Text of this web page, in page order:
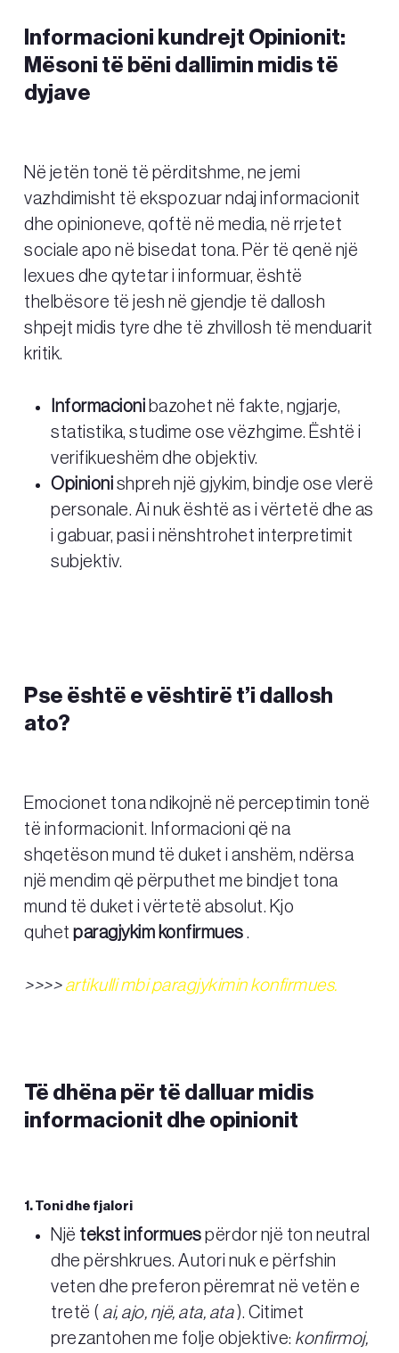
Informacioni kundrejt Opinionit:
Mësoni të bëni dallimin midis të
dyjave
Në jetën tonë të përditshme, ne jemi
vazhdimisht të ekspozuar ndaj informacionit
dhe opinioneve, qoftë në media, në rrjetet
sociale apo në bisedat tona. Për të qenë një
lexues dhe qytetar i informuar, është
thelbësore të jesh në gjendje të dallosh
shpejt midis tyre dhe të zhvillosh të menduarit
kritik.
Informacioni bazohet në fakte, ngjarje,
statistika, studime ose vëzhgime. Është i
verifikueshëm dhe objektiv.
Opinioni shpreh një gjykim, bindje ose vlerë
personale. Ai nuk është as i vërtetë dhe as
i gabuar, pasi i nënshtrohet interpretimit
subjektiv.
Pse është e vështirë t’i dallosh
ato?
Emocionet tona ndikojnë në perceptimin tonë
të informacionit. Informacioni që na
shqetëson mund të duket i anshëm, ndërsa
një mendim që përputhet me bindjet tona
mund të duket i vërtetë absolut. Kjo
quhetparagjykim konfirmues .
>>>> artikulli mbi paragjykimin konfirmues.
Të dhëna për të dalluar midis
informacionit dhe opinionit
1. Toni dhe fjalori
Një tekst informues përdor një ton neutral
dhe përshkrues. Autori nuk e përfshin
veten dhe preferon përemrat në vetën e
tretë ( ai, ajo, një, ata, ata). Citimet
prezantohen me folje objektive: konfirmoj,